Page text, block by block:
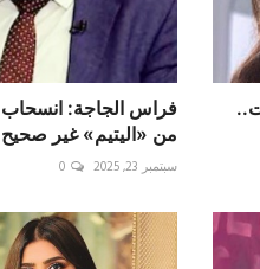
فراس الجاجة:
من «اليتيم» غير صحيح
سبتمبر 23, 2025 0